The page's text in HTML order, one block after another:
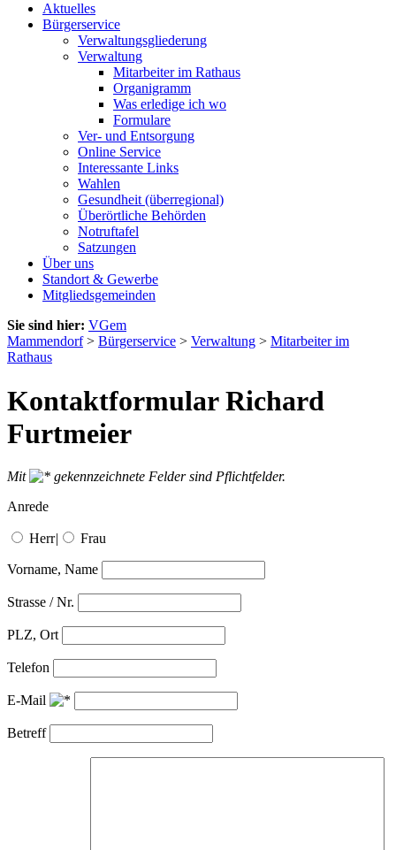
Aktuelles
Bürgerservice
Verwaltungsgliederung
Verwaltung
Mitarbeiter im Rathaus
Organigramm
Was erledige ich wo
Formulare
Ver- und Entsorgung
Online Service
Interessante Links
Wahlen
Gesundheit (überregional)
Überörtliche Behörden
Notruftafel
Satzungen
Über uns
Standort & Gewerbe
Mitgliedsgemeinden
Sie sind hier: VGem
Mammendorf> Bürgerservice > Verwaltung > Mitarbeiter im
Rathaus
Kontaktformular Richard
Furtmeier
Mit
gekennzeichnete Felder sind Pflichtfelder.
Anrede
Herr| Frau
Vorname, Name
Strasse / Nr.
PLZ, Ort
Telefon
E-Mail
Betreff